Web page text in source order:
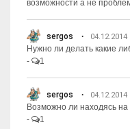
возможности а не
sergos 04.12.2014
Нужно ли делать какие
-
1
sergos 04.12.2014
Возможно ли находясь на
-
1